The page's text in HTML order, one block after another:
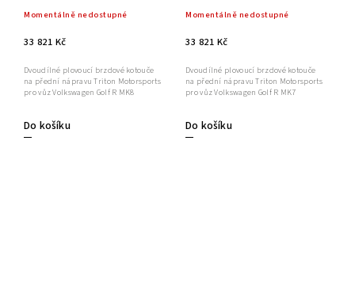
Momentálně nedostupné
33 821 Kč
Do košíku
Dvoudílné plovoucí brzdové kotouče
na přední nápravu Triton Motorsports
pro vůz Volkswagen Golf R MK8
Momentálně nedostupné
33 821 Kč
Do košíku
Dvoudílné plovoucí brzdové kotouče
na přední nápravu Triton Motorsports
pro vůz Volkswagen Golf R MK7